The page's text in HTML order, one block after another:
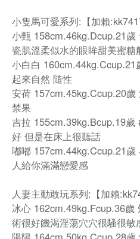
小隻馬可愛系列:【加賴
小甄 158cm.46kg.Dcup.21歲
瓷肌溫柔似水的眼眸甜美蜜糖
小白白 160cm.44kg.Ccup.21
起來自然 隨性
安荷 157cm.45kg.Ccup.20歲
禁果
吉拉 155cm.39kg.Bcup.19歲
好 但是在床上很聽話
嘟嘟 157cm.44kg.Ccup.21歲
人給你滿滿戀愛感
人妻主動敢玩系列:【加賴
冰心 162cm.49kg.Fcup.36歲
術很好饑渴淫蕩穴穴很騷很敏